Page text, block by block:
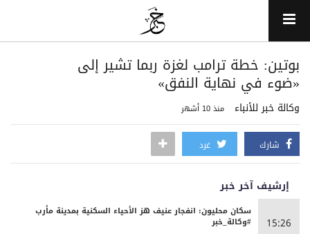
بوتين: خطة ترامب لغزة ربما تشير إلى
«ضوء في نهاية النفق»
وكالة خبر للأنباء منذ 10 أشهر
شارك غرد
إرشيف آخر خبر
15:26
سكان محليون: انفجار عنيف هز الأحياء السكنية بمدينة مأرب
#وكالة_خبر